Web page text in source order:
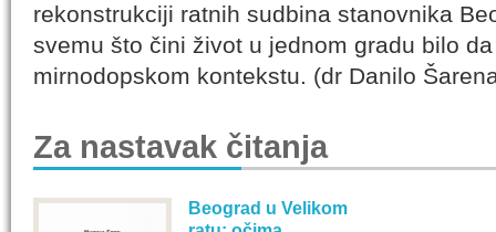
rekonstrukciji ratnih sudbina stanovnika
svemu što čini život u jednom gradu bilo
mirnodopskom kontekstu. (dr Danilo
Za nastavak čitanja
Beograd u Velikom